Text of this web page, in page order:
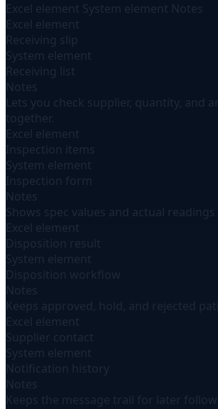
Excel element System element Notes
Excel element
Receiving slip
System element
Receiving list
Notes
Lets you check supplier, quantity, and
together.
Excel element
Inspection items
System element
Inspection form
Notes
Shows spec values and actual readings
Excel element
Disposition result
System element
Disposition workflow
Notes
Keeps approved, hold, and rejected
Excel element
Supplier contact
System element
Notification history
Notes
Keeps the message trail for later follow-